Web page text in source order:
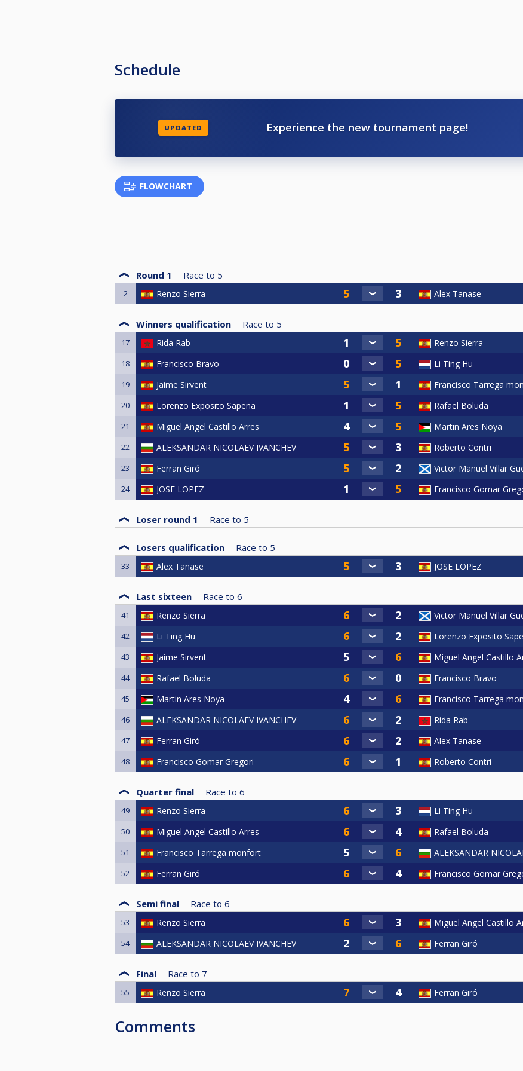
Schedule
UPDATED Experience the new tournament page!
FLOWCHART
Round 1 Race to 5
2 Renzo Sierra Alex Tanase
Winners qualification Race to 5
17 Rida Rab Renzo Sierra
18 Francisco Bravo Li Ting Hu
19 Jaime Sirvent Francisco Tarrega
20 Lorenzo Exposito Sapena Rafael Boluda
21 Miguel Angel Castillo Arres Martin Ares Noya
22 ALEKSANDAR NICOLAEV IVANCHEV Roberto Contri
23 Ferran Giró Victor Manuel Villar
24 JOSE LOPEZ Francisco Gomar
Loser round 1 Race to 5
Losers qualification Race to 5
33 Alex Tanase JOSE LOPEZ
Last sixteen Race to 6
41 Renzo Sierra Victor Manuel Villar
42 Li Ting Hu Lorenzo Exposito
43 Jaime Sirvent Miguel Angel Castillo
44 Rafael Boluda Francisco Bravo
45 Martin Ares Noya Francisco Tarrega
46 ALEKSANDAR NICOLAEV IVANCHEV Rida Rab
47 Ferran Giró Alex Tanase
48 Francisco Gomar Gregori Roberto Contri
Quarter final Race to 6
49 Renzo Sierra Li Ting Hu
50 Miguel Angel Castillo Arres Rafael Boluda
51 Francisco Tarrega monfort ALEKSANDAR
52 Ferran Giró Francisco Gomar
Semi final Race to 6
53 Renzo Sierra Miguel Angel Castillo
54 ALEKSANDAR NICOLAEV IVANCHEV Ferran Giró
Final Race to 7
55 Renzo Sierra Ferran Giró
Comments